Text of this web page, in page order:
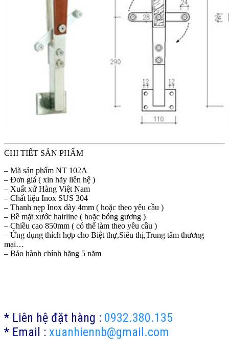
CHI TIẾT SẢN PHẨM
– Mã sản phẩm NT 102A
– Đơn giá ( xin hãy liên hệ )
– Xuất xứ Hàng Việt Nam
– Chất liệu Inox SUS 304
– Thanh nẹp Inox dày 4mm ( hoặc theo yêu cầu )
– Bề mặt xước hairline ( hoặc bóng gương )
– Chiều cao 850mm ( có thể làm theo yêu cầu )
– Ứng dụng thích hợp cho Biệt thự,Siêu thị,Trung tâm thương
mại…
– Bảo hành chính hãng 5 năm
* Liên hệ đặt hàng : 0932.380.135
* Email : xuanhiennb@gmail.com